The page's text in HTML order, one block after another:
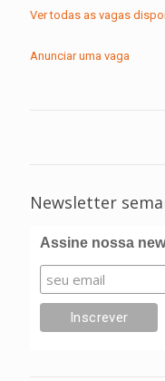
Ver todas as vagas
Anunciar uma vaga
Newsletter
Assine nossa